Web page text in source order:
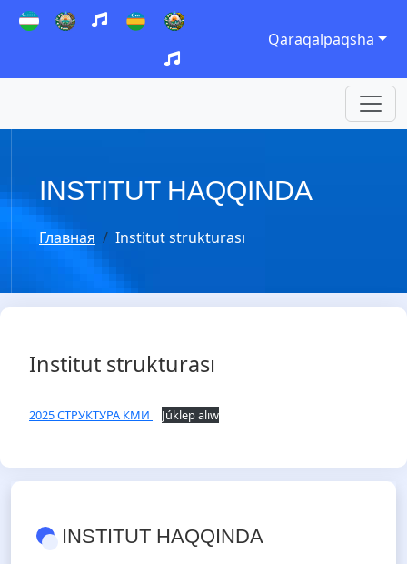
Qaraqalpaqsha
INSTITUT HAQQINDA
Главная Institut strukturası
Institut strukturası
2025 СТРУКТУРА КМИ Júklep alıw
INSTITUT HAQQINDA